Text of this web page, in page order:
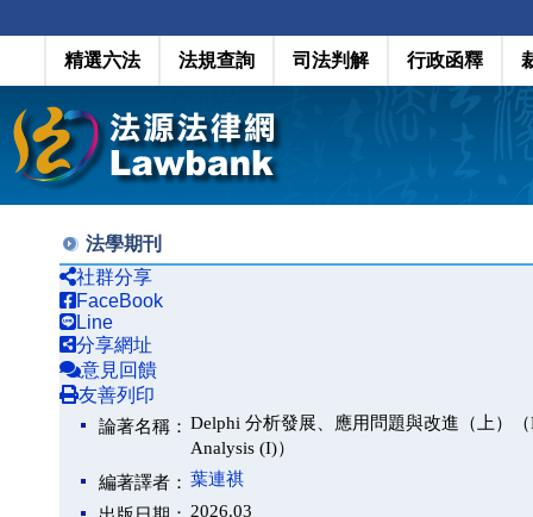
精選六法 法規查詢 司法判解 行政函釋
法學期刊
社群分享
FaceBook
Line
分享網址
意見回饋
友善列印
論著名稱： Delphi 分析發展、應用問題與改進（上）
Analysis (I)）
編著譯者： 葉連祺
2026.03